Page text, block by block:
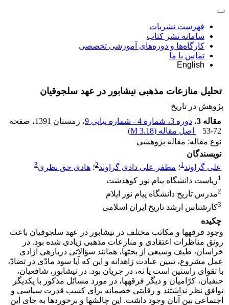
فهرست نشریات
سامانه نشر کتاب
کارگاه‌ها و دوره‌های آموزشی تخصصی
تماس با ما
English
تحلیل منازعات مذهبی نیشابور در عهد سلجوقیان
پژوهش در تاریخ
مقاله 3
، دوره 3، شماره 4 - شماره پیاپی 9 ، زمستان 1391
، صفحه
53-72
اصل مقاله (3.18 M
)
نوع مقاله: مقاله پژوهشی
نویسندگان
علی گراوند1؛ مظفر علی دادی گراوند2؛ هادی حق نظری3
1ریاست دانشگاه پیام نور کوهدشت
2مدرس تاریخ دانشگاه پیام نور ایلام
3کارشناس ارشد تاریخ ایران اسلامی
چکیده
وجود فرقه­ها و مکاتب مختلف در نیشابور در عهد سلجوقیان باعث
رونق مناظرات اعتقادی و منازعات مذهبی زیادی شده بود. در
خراسان، طیف وسیعی از بحث­ها، همانند سؤالاتی درباره­ی آزادی
عمل مشروع، تبیین عبادت زاهدانه و این که آیا سود مادّی در تضادّ،
با تقوای راستین است یا نه، در جریان بود. در نیشابور، شافعیان،
حنفیان، کرّامیان و دیگر فرقه­ها، در مورد مسائل مذکور با یکدیگر
توافق نظر نداشتند و رقابتی خصمانه برای کسب قدرت سیاسی و
اجتماعی بین آنان وجود داشت. این چالش­ها و برخوردها به جای این